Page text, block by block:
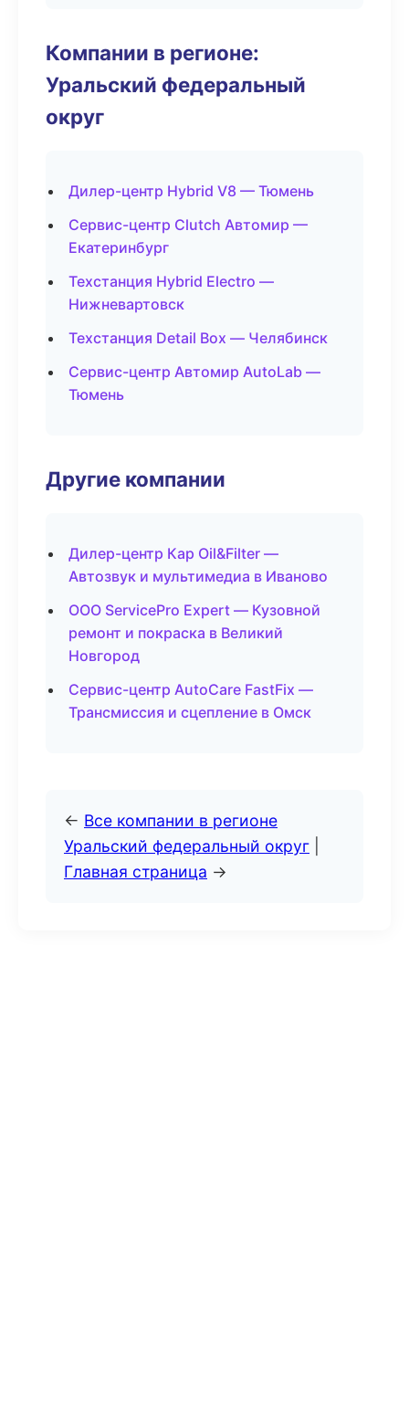
Компании в регионе:
Уральский федеральный
округ
Дилер-центр Hybrid V8 — Тюмень
Сервис-центр Clutch Автомир —
Екатеринбург
Техстанция Hybrid Electro —
Нижневартовск
Техстанция Detail Box — Челябинск
Сервис-центр Автомир AutoLab —
Тюмень
Другие компании
Дилер-центр Кар Oil&Filter —
Автозвук и мультимедиа в Иваново
ООО ServicePro Expert — Кузовной
ремонт и покраска в Великий
Новгород
Сервис-центр AutoCare FastFix —
Трансмиссия и сцепление в Омск
← Все компании в регионе
Уральский федеральный округ
Главная страница →